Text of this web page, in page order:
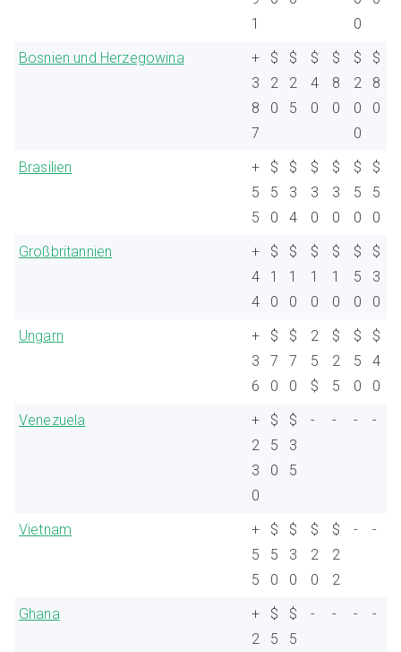
1
0
Bosnien und Herzegowina
+
3
8
7
$
2
0
$
2
5
$
4
0
$
8
0
$
2
0
0
$
8
0
Brasilien
+
5
5
$
5
0
$
3
4
$
3
0
$
3
0
$
5
0
$
5
0
Großbritannien
+
4
4
$
1
0
$
1
0
$
1
0
$
1
0
$
5
0
$
3
0
Ungarn
+
3
6
$
7
0
$
7
0
2
5
$
$
2
5
$
5
0
$
4
0
Venezuela
+
2
3
0
$
5
0
$
3
5
- - - -
Vietnam
+
5
5
$
5
0
$
3
0
$
2
0
$
2
2
- -
Ghana
+
2
$
5
$
5
- - - -